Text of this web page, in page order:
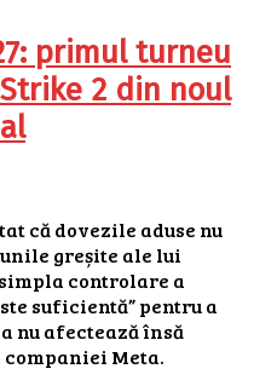
primul turneu
2 din noul
că dovezile aduse nu
greșite ale lui
controlare a
suficientă” pentru a
nu afectează însă
Meta.